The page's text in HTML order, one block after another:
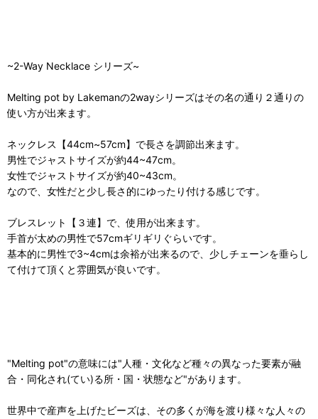
~2-Way Necklace シリーズ~
Melting pot by Lakemanの2wayシリーズはその名の通り２通りの
使い方が出来ます。
ネックレス【44cm~57cm】で長さを調節出来ます。
男性でジャストサイズが約44~47cm。
女性でジャストサイズが約40~43cm。
なので、女性だと少し長さ的にゆったり付ける感じです。
ブレスレット【３連】で、使用が出来ます。
手首が太めの男性で57cmギリギリぐらいです。
基本的に男性で3~4cmは余裕が出来るので、少しチェーンを垂らし
て付けて頂くと雰囲気が良いです。
"Melting pot"の意味には"人種・文化など種々の異なった要素が融
合・同化され(てい)る所・国・状態など"があります。
世界中で産声を上げたビーズは、その多くが海を渡り様々な人々の